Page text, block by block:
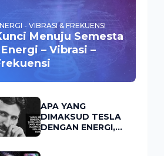
- VIBRASI & FREKUENSI
Menuju Semesta
– Vibrasi –
APA YANG
DIMAKSUD TESLA
DENGAN ENERGI,